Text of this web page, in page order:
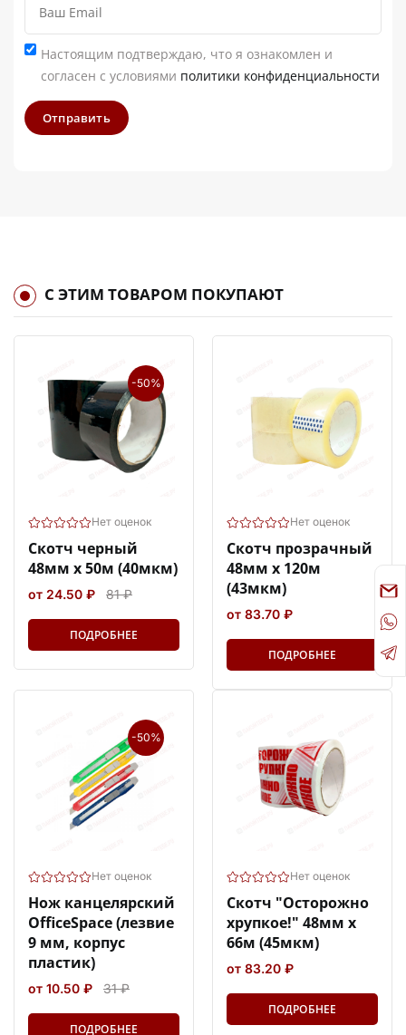
Настоящим подтверждаю, что я ознакомлен и
согласен с условиями политики конфиденциальности
Отправить
С ЭТИМ ТОВАРОМ ПОКУПАЮТ
-50%
Нет оценок
Скотч черный
48мм х 50м (40мкм)
от 24.50 ₽ 81 ₽
ПОДРОБНЕЕ
Нет оценок
Скотч прозрачный
48мм х 120м
(43мкм)
от 83.70 ₽
ПОДРОБНЕЕ
-50%
Нет оценок
Нож канцелярский
OfficeSpace (лезвие
9 мм, корпус
пластик)
от 10.50 ₽ 31 ₽
ПОДРОБНЕЕ
Нет оценок
Скотч "Осторожно
хрупкое!" 48мм х
66м (45мкм)
от 83.20 ₽
ПОДРОБНЕЕ